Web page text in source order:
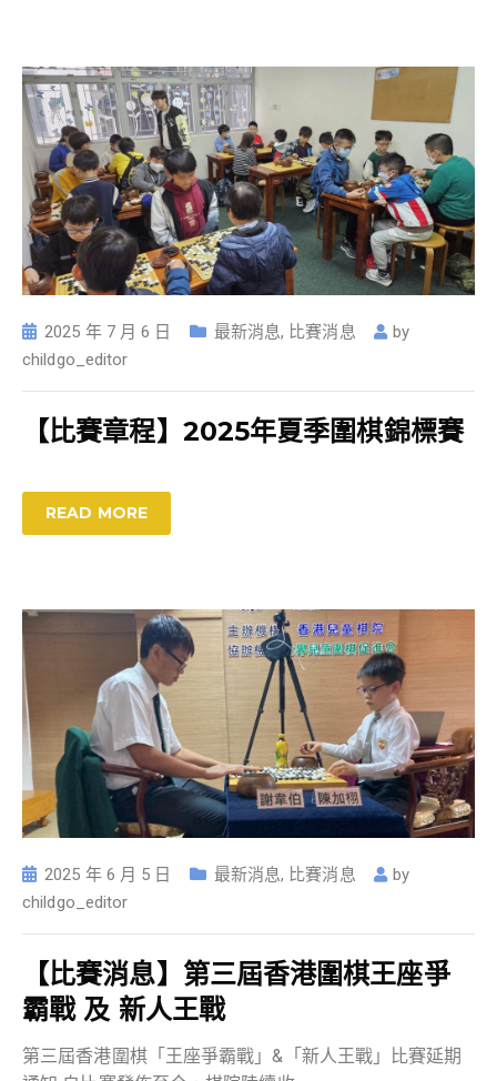
2025 年 7 月 6 日 最新消息, 比賽消息
by
childgo_editor
【比賽章程】2025年夏季圍棋錦標賽
READ MORE
2025 年 6 月 5 日 最新消息, 比賽消息
by
childgo_editor
【比賽消息】第三屆香港圍棋王座爭
霸戰 及 新人王戰
第三屆香港圍棋「王座爭霸戰」&「新人王戰」比賽延期